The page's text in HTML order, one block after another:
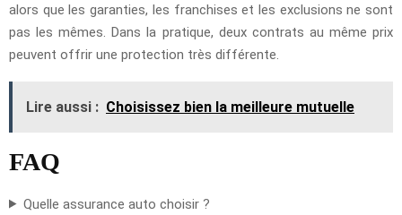
alors que les garanties, les franchises et les exclusions ne sont
pas les mêmes. Dans la pratique, deux contrats au même prix
peuvent offrir une protection très différente.
Lire aussi : Choisissez bien la meilleure mutuelle
FAQ
Quelle assurance auto choisir ?